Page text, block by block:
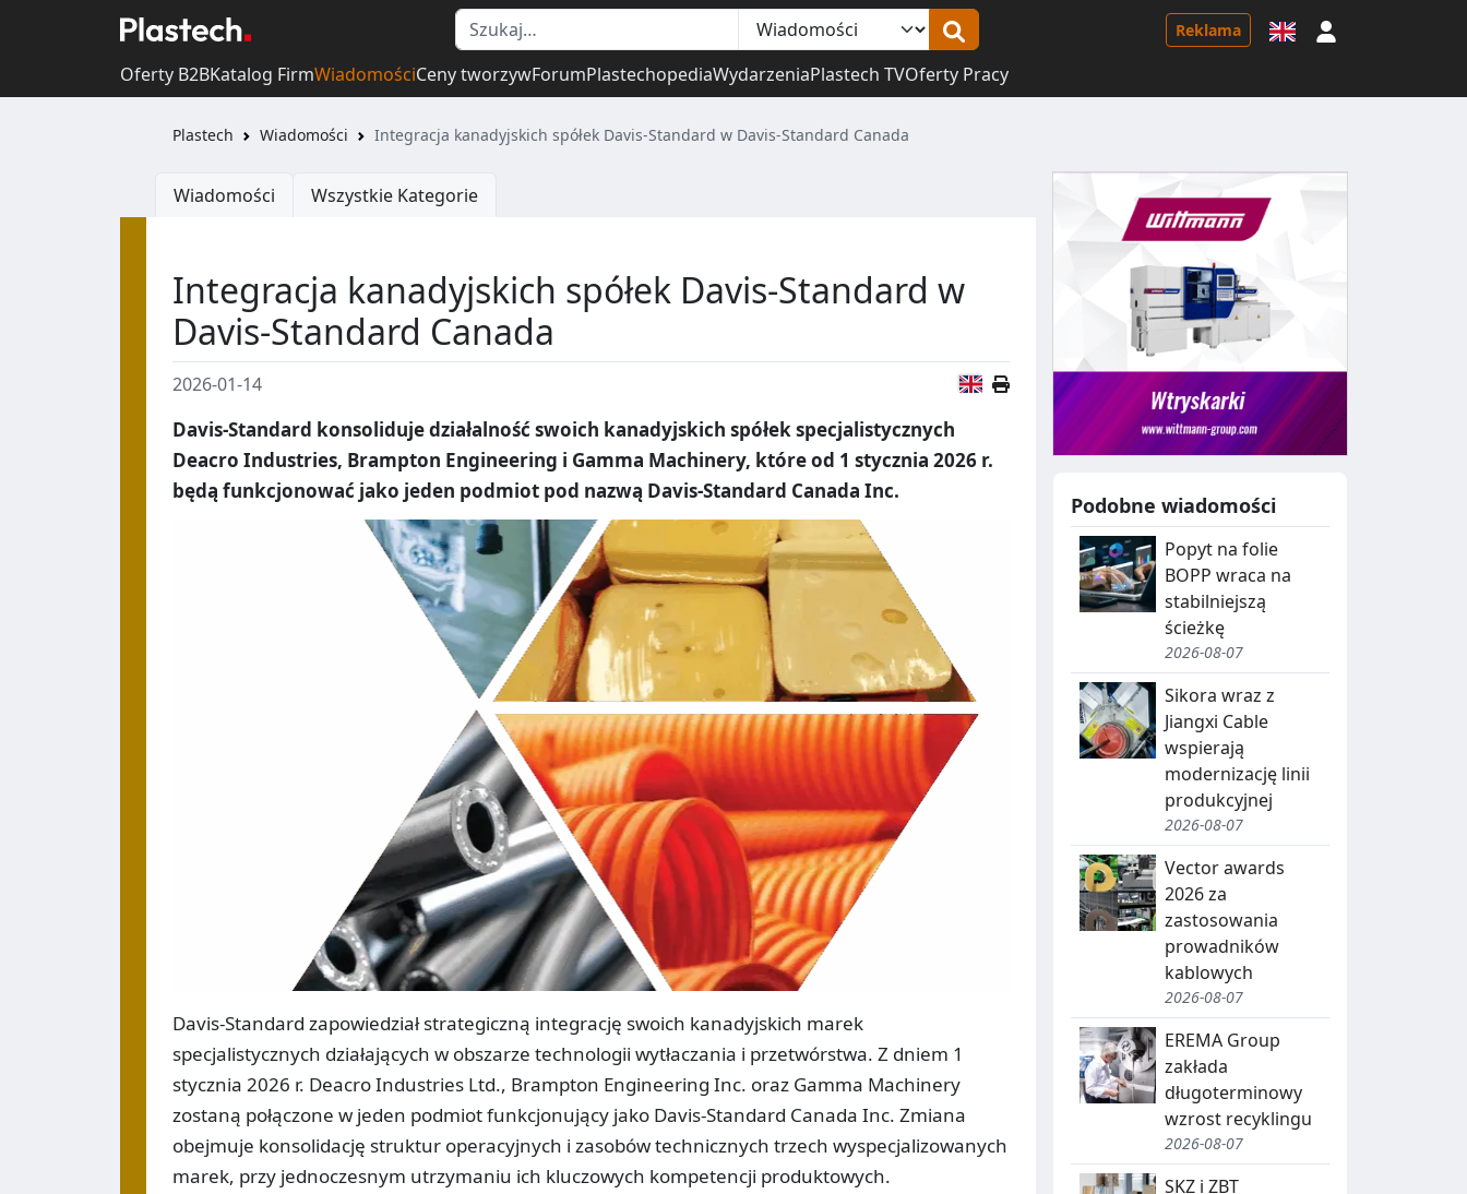
Reklama
Oferty B2BKatalog FirmWiadomościCeny tworzywForumPlastechopediaWydarzeniaPlastech TVOferty Pracy
Plastech Wiadomości Integracja kanadyjskich spółek Davis-Standard w Davis-Standard Canada
Wiadomości Wszystkie Kategorie
Integracja kanadyjskich spółek Davis-Standard w
Davis-Standard Canada
2026-01-14 Wersja angielska
Davis-Standard konsoliduje działalność swoich kanadyjskich spółek specjalistycznych
Deacro Industries, Brampton Engineering i Gamma Machinery, które od 1 stycznia 2026 r.
będą funkcjonować jako jeden podmiot pod nazwą Davis-Standard Canada Inc.
Davis-Standard zapowiedział strategiczną integrację swoich kanadyjskich marek
specjalistycznych działających w obszarze technologii wytłaczania i przetwórstwa. Z dniem 1
stycznia 2026 r. Deacro Industries Ltd., Brampton Engineering Inc. oraz Gamma Machinery
zostaną połączone w jeden podmiot funkcjonujący jako Davis-Standard Canada Inc. Zmiana
obejmuje konsolidację struktur operacyjnych i zasobów technicznych trzech wyspecjalizowanych
marek, przy jednoczesnym utrzymaniu ich kluczowych kompetencji produktowych.
Podobne wiadomości
Popyt na folie
BOPP wraca na
stabilniejszą
ścieżkę
2026-08-07
Sikora wraz z
Jiangxi Cable
wspierają
modernizację linii
produkcyjnej
2026-08-07
Vector awards
2026 za
zastosowania
prowadników
kablowych
2026-08-07
EREMA Group
zakłada
długoterminowy
wzrost recyklingu
2026-08-07
SKZ i ZBT